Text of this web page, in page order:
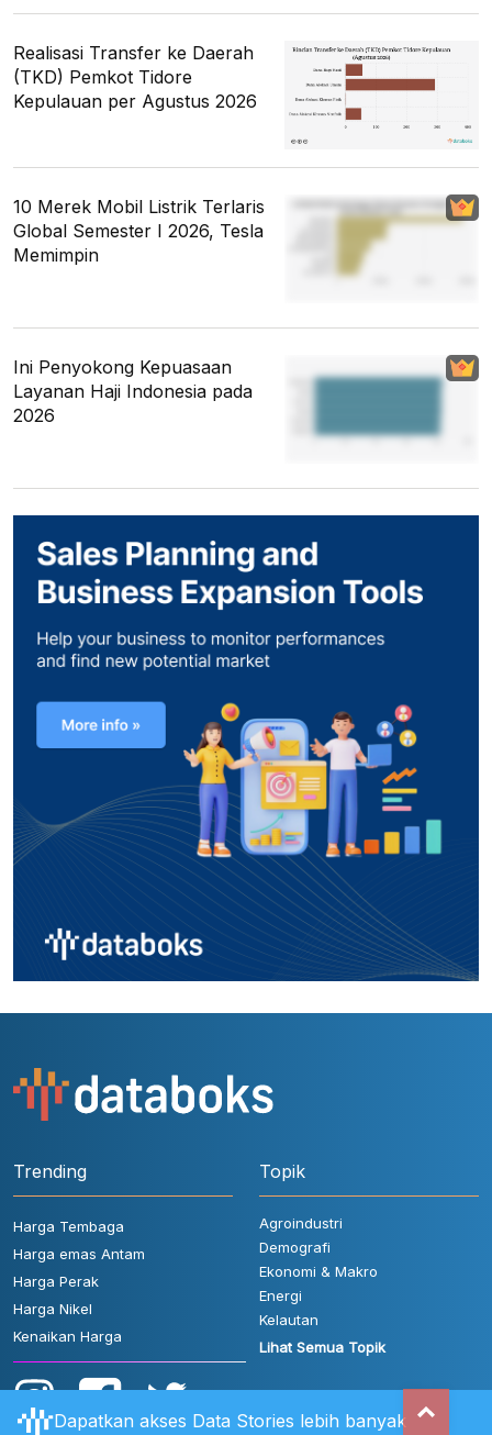
Realisasi Transfer ke Daerah
(TKD) Pemkot Tidore
Kepulauan per Agustus 2026
10 Merek Mobil Listrik Terlaris
Global Semester I 2026, Tesla
Memimpin
Ini Penyokong Kepuasaan
Layanan Haji Indonesia pada
2026
Trending
Harga Tembaga
Harga emas Antam
Harga Perak
Harga Nikel
Kenaikan Harga
Topik
Agroindustri
Demografi
Ekonomi & Makro
Energi
Kelautan
Lihat Semua Topik
Dapatkan akses Data Stories lebih banyak